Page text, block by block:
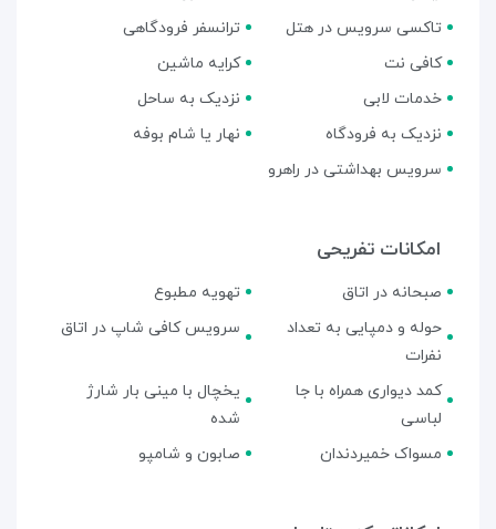
تاکسی سرویس در هتل
ترانسفر فرودگاهی
کافی نت
کرایه ماشین
خدمات لابی
نزدیک به ساحل
نزدیک به فرودگاه
نهار یا شام بوفه
سرویس بهداشتی در راهرو
امکانات تفریحی
صبحانه در اتاق
تهویه مطبوع
حوله و دمپایی به تعداد
نفرات
سرویس کافی شاپ در اتاق
کمد دیواری همراه با جا
لباسی
یخچال با مینی بار شارژ
شده
مسواک خمیردندان
صابون و شامپو